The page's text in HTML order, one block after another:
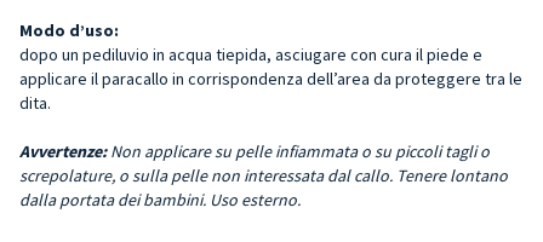
Modo d’uso:
dopo un pediluvio in acqua tiepida, asciugare con cura il piede e
applicare il paracallo in corrispondenza dell’area da proteggere tra le
dita.
Avvertenze: Non applicare su pelle infiammata o su piccoli tagli o
screpolature, o sulla pelle non interessata dal callo. Tenere lontano
dalla portata dei bambini. Uso esterno.